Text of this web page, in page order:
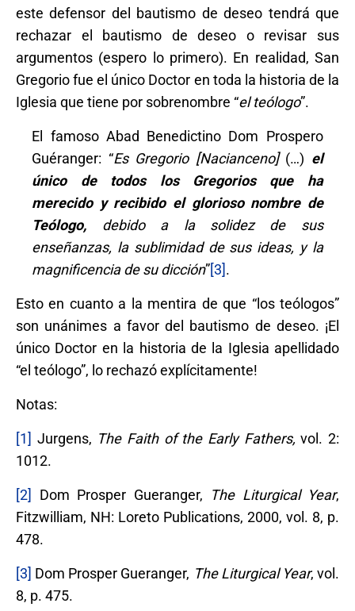
este defensor del bautismo de deseo tendrá que
rechazar el bautismo de deseo o revisar sus
argumentos (espero lo primero). En realidad, San
Gregorio fue el único Doctor en toda la historia de la
Iglesia que tiene por sobrenombre “el teólogo”.
El famoso Abad Benedictino Dom Prospero
Guéranger: “Es Gregorio [Nacianceno] (…) el
único de todos los Gregorios que ha
merecido y recibido el glorioso nombre de
Teólogo, debido a la solidez de sus
enseñanzas, la sublimidad de sus ideas, y la
magnificencia de su dicción”[3].
Esto en cuanto a la mentira de que “los teólogos”
son unánimes a favor del bautismo de deseo. ¡El
único Doctor en la historia de la Iglesia apellidado
“el teólogo”, lo rechazó explícitamente!
Notas:
[1] Jurgens, The Faith of the Early Fathers,vol. 2:
1012.
[2] Dom Prosper Gueranger, The Liturgical Year,
Fitzwilliam, NH: Loreto Publications, 2000, vol. 8, p.
478.
[3] Dom Prosper Gueranger, The Liturgical Year, vol.
8, p. 475.